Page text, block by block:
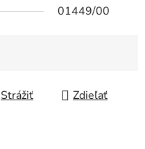
01449/00
Strážiť Zdieľať